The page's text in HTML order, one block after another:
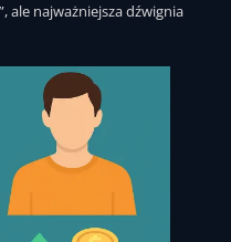
ale najważniejsza dźwignia